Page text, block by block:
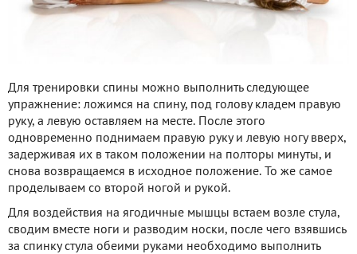
Для тренировки спины можно выполнить следующее
упражнение: ложимся на спину, под голову кладем правую
руку, а левую оставляем на месте. После этого
одновременно поднимаем правую руку и левую ногу вверх,
задерживая их в таком положении на полторы минуты, и
снова возвращаемся в исходное положение. То же самое
проделываем со второй ногой и рукой.
Для воздействия на ягодичные мышцы встаем возле стула,
сводим вместе ноги и разводим носки, после чего взявшись
за спинку стула обеими руками необходимо выполнить